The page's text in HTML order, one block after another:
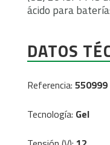
ácido para
DATOS
Referencia: 550999
Tecnología: Gel